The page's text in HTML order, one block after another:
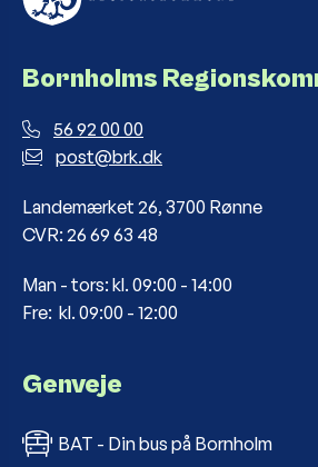
Bornholms
56 92 00 00
post@brk.dk
Landemærket 26, 3700 Rønne
CVR: 26 69 63 48
Man - tors: kl. 09:00 - 14:00
Fre: kl. 09:00 - 12:00
Genveje
BAT - Din bus på Bornholm